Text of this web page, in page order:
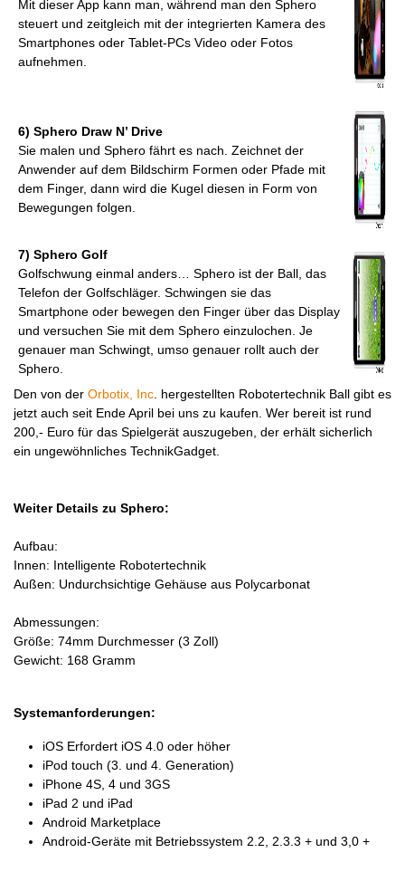
Mit dieser App kann man, während man den Sphero
steuert und zeitgleich mit der integrierten Kamera des
Smartphones oder Tablet-PCs Video oder Fotos
aufnehmen.
6) Sphero Draw N’ Drive
Sie malen und Sphero fährt es nach. Zeichnet der
Anwender auf dem Bildschirm Formen oder Pfade mit
dem Finger, dann wird die Kugel diesen in Form von
Bewegungen folgen.
7) Sphero Golf
Golfschwung einmal anders… Sphero ist der Ball, das
Telefon der Golfschläger. Schwingen sie das
Smartphone oder bewegen den Finger über das Display
und versuchen Sie mit dem Sphero einzulochen. Je
genauer man Schwingt, umso genauer rollt auch der
Sphero.
Den von der Orbotix, Inc . hergestellten Robotertechnik Ball gibt es
jetzt auch seit Ende April bei uns zu kaufen. Wer bereit ist rund
200,- Euro für das Spielgerät auszugeben, der erhält sicherlich
ein ungewöhnliches TechnikGadget.
Weiter Details zu Sphero:
Aufbau:
Innen: Intelligente Robotertechnik
Außen: Undurchsichtige Gehäuse aus Polycarbonat
Abmessungen:
Größe: 74mm Durchmesser (3 Zoll)
Gewicht: 168 Gramm
Systemanforderungen:
iOS Erfordert iOS 4.0 oder höher
iPod touch (3. und 4. Generation)
iPhone 4S, 4 und 3GS
iPad 2 und iPad
Android Marketplace
Android-Geräte mit Betriebssystem 2.2, 2.3.3 + und 3,0 +